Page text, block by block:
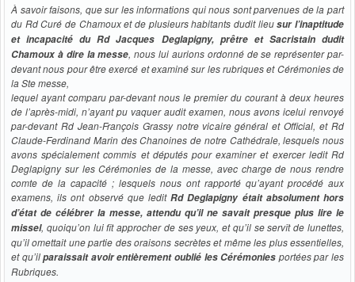
À savoir faisons, que sur les informations qui nous sont parvenues de la part
du Rd Curé de Chamoux et de plusieurs habitants dudit lieusur l’inaptitude
et incapacité du Rd Jacques Deglapigny, prêtre et Sacristain dudit
Chamoux à dire la messe, nous lui aurions ordonné de se représenter par-
devant nous pour être exercé et examiné sur les rubriques et Cérémonies de
la Ste messe,
lequel ayant comparu par-devant nous le premier du courant à deux heures
de l’après-midi, n’ayant pu vaquer audit examen, nous avons icelui renvoyé
par-devant Rd Jean-François Grassy notre vicaire général et Official, et Rd
Claude-Ferdinand Marin des Chanoines de notre Cathédrale, lesquels nous
avons spécialement commis et députés pour examiner et exercer ledit Rd
Deglapigny sur les Cérémonies de la messe, avec charge de nous rendre
comte de la capacité ; lesquels nous ont rapporté qu’ayant procédé aux
examens, ils ont observé que leditRd Deglapigny était absolument hors
d’état de célébrer la messe, attendu qu’il ne savait presque plus lire le
missel, quoiqu’on lui fît approcher de ses yeux, et qu’il se servît de lunettes,
qu’il omettait une partie des oraisons secrètes et même les plus essentielles,
et qu’ilparaissait avoir entièrement oublié les Cérémonies portées par les
Rubriques.